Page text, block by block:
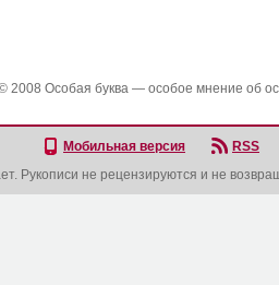
2008 Особая буква — особое мнение об
Мобильная версия
RSS
Рукописи не рецензируются и не